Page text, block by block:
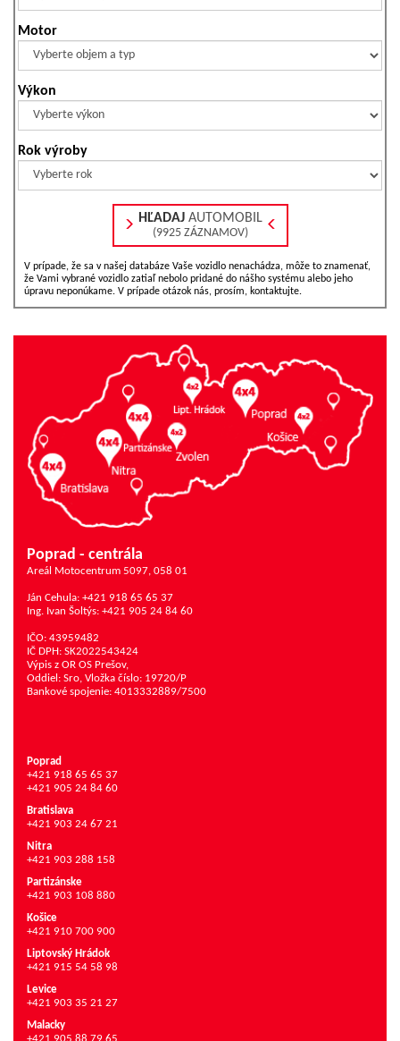
Motor
Výkon
Rok výroby
HĽADAJAUTOMOBIL
(9925 ZÁZNAMOV)
V prípade, že sa v našej databáze Vaše vozidlo nenachádza, môže to znamenať,
že Vami vybrané vozidlo zatiaľ nebolo pridané do nášho systému alebo jeho
úpravu neponúkame. V prípade otázok nás, prosím, kontaktujte.
Poprad - centrála
Areál Motocentrum 5097, 058 01
Ján Cehula: +421 918 65 65 37
Ing. Ivan Šoltýs: +421 905 24 84 60
IČO: 43959482
IČ DPH: SK2022543424
Výpis z OR OS Prešov,
Oddiel: Sro, Vložka číslo: 19720/P
Bankové spojenie: 4013332889/7500
Poprad
+421 918 65 65 37
+421 905 24 84 60
Bratislava
+421 903 24 67 21
Nitra
+421 903 288 158
Partizánske
+421 903 108 880
Košice
+421 910 700 900
Liptovský Hrádok
+421 915 54 58 98
Levice
+421 903 35 21 27
Malacky
+421 905 88 79 65